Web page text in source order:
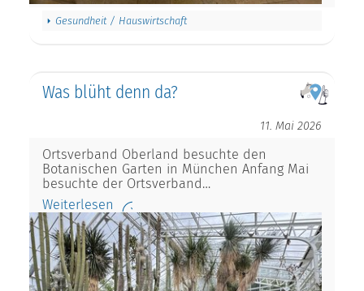
Gesundheit / Hauswirtschaft
Was blüht denn da?
11. Mai 2026
Ortsverband Oberland besuchte den
Botanischen Garten in München Anfang Mai
besuchte der Ortsverband…
Weiterlesen